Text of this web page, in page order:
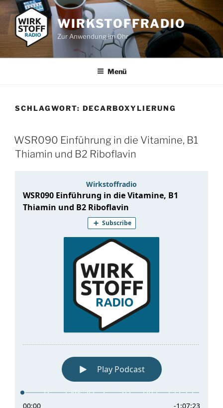
Zum
Inhalt
springen
WIRKSTOFFRADIO
Zur Anwendung im Ohr
Menü
SCHLAGWORT: DECARBOXYLIERUNG
WSR090 Einführung in die Vitamine, B1
Thiamin und B2 Riboflavin